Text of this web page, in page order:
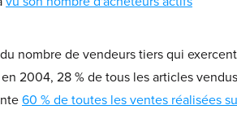
nombre de vendeurs tiers qui exercent
2004, 28 % de tous les articles vendus
60 % de toutes les ventes réalisées